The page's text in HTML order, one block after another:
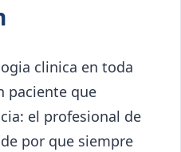
clinica en toda
paciente que
el profesional de
por que siempre